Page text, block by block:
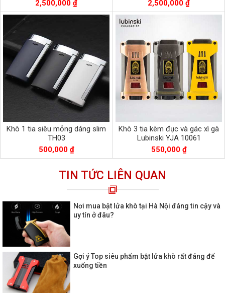
2,500,000 ₫
2,500,000 ₫
Khò 1 tia siêu mỏng dáng slim
TH03
500,000 ₫
Khò 3 tia kèm đục và gác xì gà
Lubinski YJA 10061
550,000 ₫
TIN TỨC LIÊN QUAN
Nơi mua bật lửa khò tại Hà Nội đáng tin cậy và
uy tín ở đâu?
Gợi ý Top siêu phẩm bật lửa khò rất đáng để
xuống tiền